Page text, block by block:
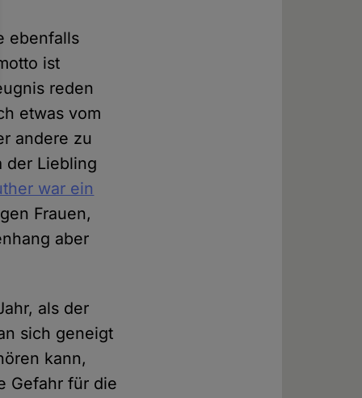
ebenfalls
ist
reden
etwas vom
andere zu
der Liebling
war ein
Frauen,
aber
als der
sich geneigt
kann,
Gefahr für die